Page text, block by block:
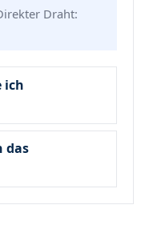
Draht:
ich
das